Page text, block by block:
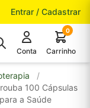
Entrar / Cadastrar
Conta
0
Carrinho
/
100 Cápsulas
a Saúde